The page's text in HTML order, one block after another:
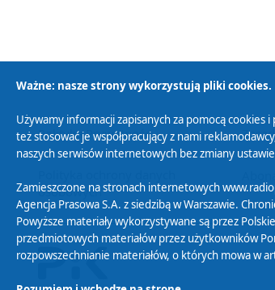
Polityka Prywatności
osobowych
Ważne: nasze strony wykorzystują pliki cookies.
Używamy informacji zapisanych za pomocą
też stosować je współpracujący z nami
naszych serwisów internetowych bez zmiany
Zamieszczone na stronach internetowych
Agencja Prasowa S.A. z siedzibą w Warszawie.
Powyższe materiały wykorzystywane są przez
przedmiotowych materiałów przez użytkowników
rozpowszechnianie materiałów, o których mowa w